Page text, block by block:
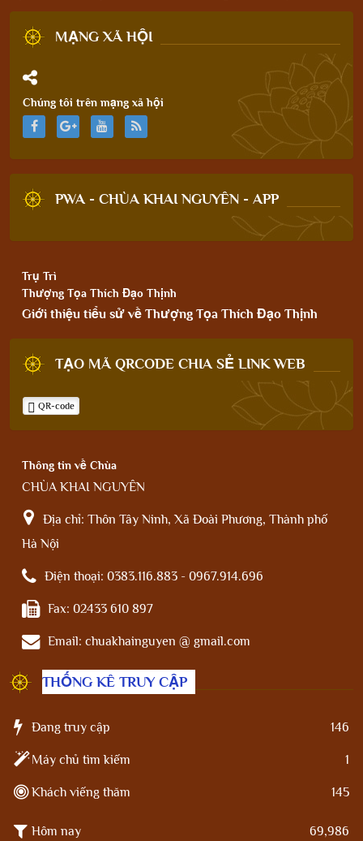
MẠNG XÃ HỘI
Chúng tôi trên mạng xã hội
PWA - CHÙA KHAI NGUYÊN - APP
Trụ Trì
Thượng Tọa Thích Đạo Thịnh
Giới thiệu tiểu sử về Thượng Tọa Thích Đạo Thịnh
TẠO MÃ QRCODE CHIA SẺ LINK WEB
QR-code
Thông tin về Chùa
CHÙA KHAI NGUYÊN
Địa chỉ: Thôn Tây Ninh, Xã Đoài Phương, Thành phố
Hà Nội
Điện thoại: 0383.116.883 - 0967.914.696
Fax: 02433 610 897
Email: chuakhainguyen @ gmail.com
THỐNG KÊ TRUY CẬP
Đang truy cập 146
Máy chủ tìm kiếm 1
Khách viếng thăm 145
Hôm nay 69,986